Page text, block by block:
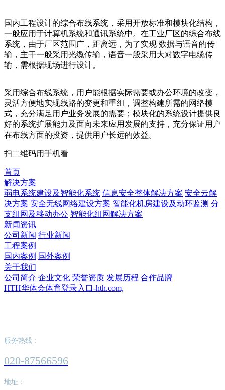
国内工程设计的综合布线系统，采用开放标准和模块化结构，
一般应用于计算机系统和通讯系统中。在工业厂区的综合布线
系统，由于厂区范围广，距离远，为了实现 数据与语音的传
输，主干一般采用光缆传输，语音一般采用大对数字电缆传
输，需根据现场进行设计。
采用综合布线系统，用户能根据实际需要或办公环境的改变，
灵活方便地实现线路的变更和重组，调整构建所需的网络模
式，充分满足用户业务发展的需要；模块化的系统设计提供良
好的系统扩展能力及面向未来应用发展的支持，充分保证用户
在布线方面的投资，提供用户长远的效益。
扫二维码用手机看
首页
解决方案
弱电系统建设及智能化系统 信息安全整体解决方案 安全云解
决方案 安全无线网络建设方案 智能化机房建设及动环监测 分
支组网及移动办公 智能化组网解决方案
新闻资讯
公司新闻 行业新闻
工程案例
国内案例 国外案例
关于我们
公司简介 企业文化 荣誉资质 发展历程 合作品牌
HTH华体会体育登录入口-hth.com,
服务热线：
020-87566596
地址：